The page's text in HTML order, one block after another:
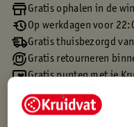
Gratis ophalen in de
Op werkdagen voor
Gratis thuisbezorgd
Gratis retourneren
Gratis punten met je